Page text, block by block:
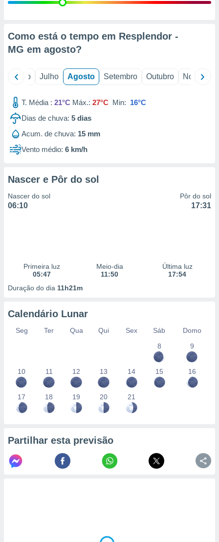
estudos
1199
Como está o tempo em Resplendor -
MG em agosto?
Junho Julho Agosto Setembro Outubro Novembro
T. Média : 21°C Máx.: 27°C Min: 16°C
Dias de chuva: 5 dias
Acum. de chuva: 15 mm
Vento médio: 6 km/h
Nascer e Pôr do sol
Nascer do sol
06:10
Pôr do sol
17:31
Primeira luz
05:47
Meio-dia
11:50
Última luz
17:54
Duração do dia 11h21m
Calendário Lunar
Seg Ter Qua Qui Sex Sáb
Domo
8
9
10 11 12 13 14 15 16
17 18 19 20 21
Partilhar esta previsão